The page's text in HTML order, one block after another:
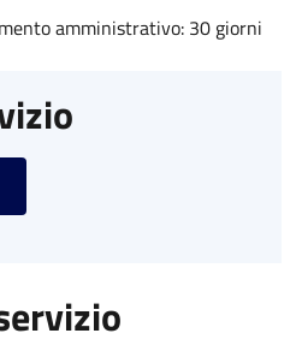
amministrativo: 30 giorni